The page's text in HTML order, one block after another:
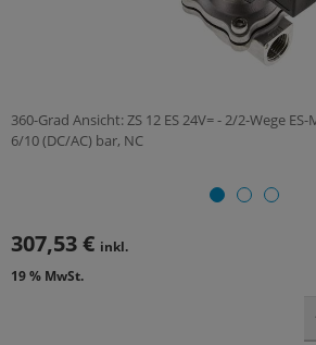
360-Grad Ansicht: ZS 12 ES 24V= - 2/2-Wege
6/10 (DC/AC) bar, NC
307,53 € inkl.
19 % MwSt.